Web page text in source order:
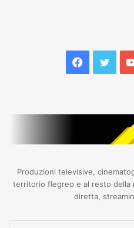
Facebook
Produzioni televisive,
territorio flegreo e al resto della
diretta,